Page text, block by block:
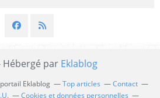
Hébergé par Eklablog
Eklablog Top articles
Contact
Cookies et données personnelles